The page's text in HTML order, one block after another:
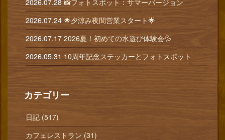
2026.07.28 📸フォトスポット：サマーバージョン
2026.07.24 🌟夕涼み夜間営業スタート🌟
2026.07.17 2026夏！初めての水遊び体験会💦
2026.05.31 10周年記念ステッカーとフォトスポット
カテゴリー
日記 (517)
カフェレストラン (31)